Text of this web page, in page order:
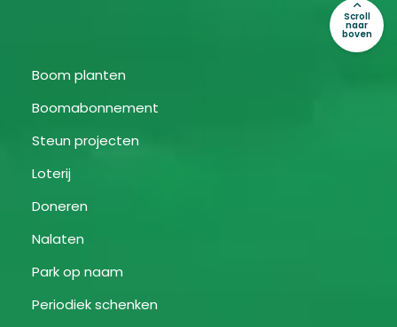
Boom planten
Boomabonnement
Steun projecten
Loterij
Doneren
Nalaten
Park op naam
Periodiek schenken
Scroll
naar
boven